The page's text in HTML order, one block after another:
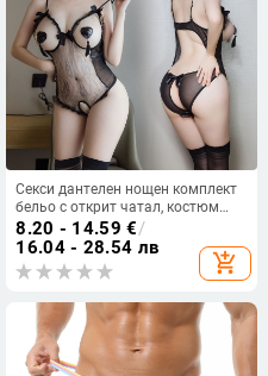
Секси дантелен нощен комплект
бельо с открит чатал, костюм
камериерка за ролеви игри
8.20 - 14.59 €/
16.04 - 28.54 лв
add_shopping_cart